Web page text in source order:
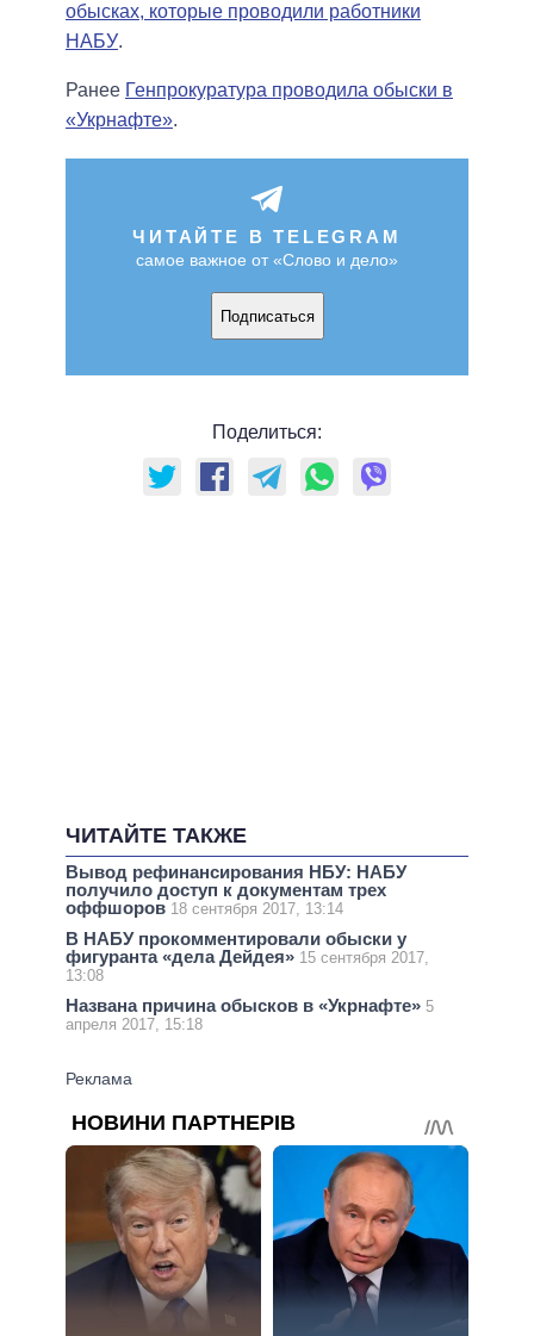
обысках, которые проводили работники
НАБУ.
Ранее Генпрокуратура проводила обыски в
«Укрнафте».
ЧИТАЙТЕ В TELEGRAM
самое важное от «Слово и дело»
Подписаться
Поделиться:
ЧИТАЙТЕ ТАКЖЕ
Вывод рефинансирования НБУ: НАБУ
получило доступ к документам трех
оффшоров 18 сентября 2017, 13:14
В НАБУ прокомментировали обыски у
фигуранта «дела Дейдея» 15 сентября 2017,
13:08
Названа причина обысков в «Укрнафте» 5
апреля 2017, 15:18